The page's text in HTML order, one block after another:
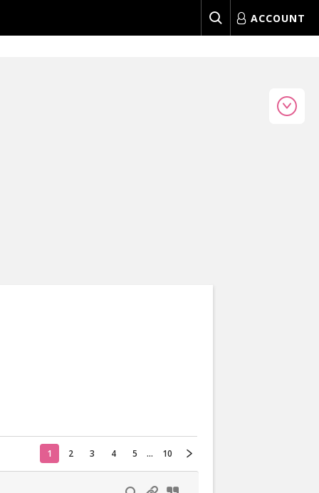
ACCOUNT
Lezen
1 2 3 4 5 ... 10